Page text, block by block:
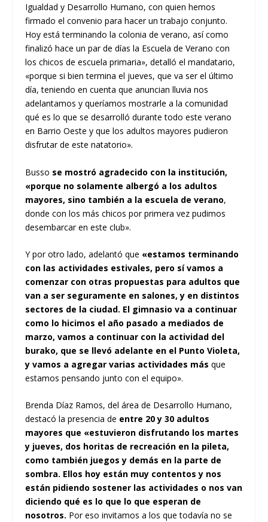
Igualdad y Desarrollo Humano, con quien hemos
firmado el convenio para hacer un trabajo conjunto.
Hoy está terminando la colonia de verano, así como
finalizó hace un par de días la Escuela de Verano con
los chicos de escuela primaria», detalló el mandatario,
«porque si bien termina el jueves, que va ser el último
día, teniendo en cuenta que anuncian lluvia nos
adelantamos y queríamos mostrarle a la comunidad
qué es lo que se desarrolló durante todo este verano
en Barrio Oeste y que los adultos mayores pudieron
disfrutar de este natatorio».
Busso se mostró agradecido con la institución,
«porque no solamente albergó a los adultos
mayores, sino también a la escuela de verano,
donde con los más chicos por primera vez pudimos
desembarcar en este club».
Y por otro lado, adelantó que «estamos terminando
con las actividades estivales, pero sí vamos a
comenzar con otras propuestas para adultos que
van a ser seguramente en salones, y en distintos
sectores de la ciudad. El gimnasio va a continuar
como lo hicimos el año pasado a mediados de
marzo, vamos a continuar con la actividad del
burako, que se llevó adelante en el Punto Violeta,
y vamos a agregar varias actividades más que
estamos pensando junto con el equipo».
Brenda Díaz Ramos, del área de Desarrollo Humano,
destacó la presencia de entre 20 y 30 adultos
mayores que «estuvieron disfrutando los martes
y jueves, dos horitas de recreación en la pileta,
como también juegos y demás en la parte de
sombra. Ellos hoy están muy contentos y nos
están pidiendo sostener las actividades o nos van
diciendo qué es lo que lo que esperan de
nosotros. Por eso invitamos a los que todavía no se